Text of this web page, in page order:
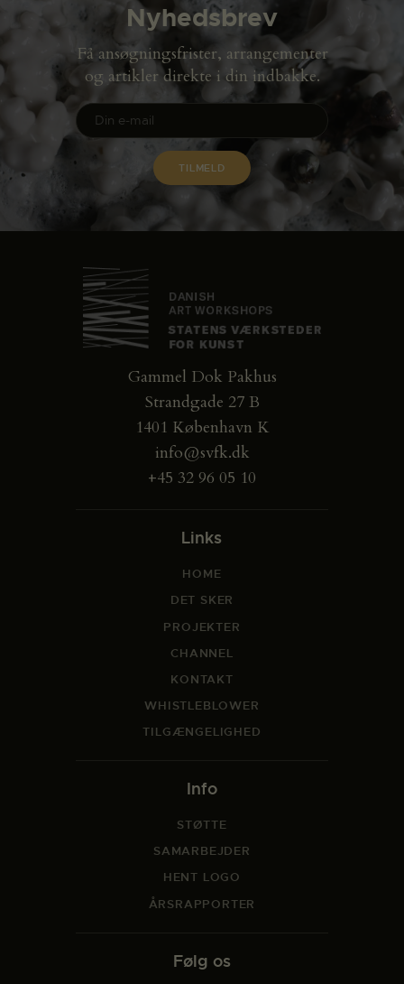
Nyhedsbrev
Få ansøgningsfrister, arrangementer
og artikler direkte i din indbakke.
Gammel Dok Pakhus
Strandgade 27 B
1401 København K
info@svfk.dk
+45 32 96 05 10
Links
HOME
DET SKER
PROJEKTER
CHANNEL
KONTAKT
WHISTLEBLOWER
TILGÆNGELIGHED
Info
STØTTE
SAMARBEJDER
HENT LOGO
ÅRSRAPPORTER
Følg os